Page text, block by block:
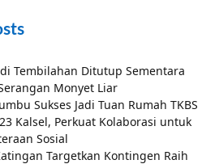
Tembilahan Ditutup Sementara
Monyet Liar
Sukses Jadi Tuan Rumah TKBS
Kalsel, Perkuat Kolaborasi untuk
Sosial
Targetkan Kontingen Raih